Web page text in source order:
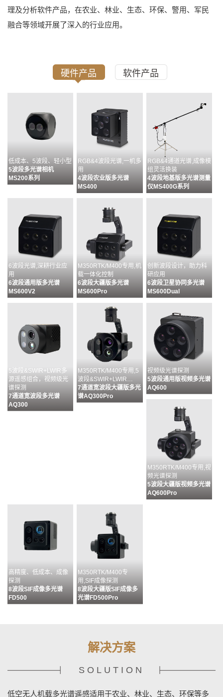
理及分析软件产品，在农业、林业、生态、环保、警用、军民
融合等领域开展了深入的行业应用。
硬件产品 软件产品
低成本、5波段、轻小型
5波段多光谱相机
MS200系列
RGB&4波段光谱,一机多
用
4波段农业版多光谱
MS400
RGB&4通道光谱,成像模
组灵活换装
4波段地基版多光谱测量
仪MS400G系列
6波段光谱,深耕行业应
用
6波段通用版多光谱
MS600V2
M350RTK/M400专用,机
载一体化控制
6波段大疆版多光谱
MS600Pro
创新波段设计，助力科
研应用
6波段卫星协同多光谱
MS600Dual
5波段&SWIR+LWIR多
源遥感组合，视频级光
谱探测
7通道宽波段多光谱
AQ300
M350RTK/M400专用,5
波段&SWIR+LWIR…
7通道宽波段大疆版多光
谱AQ300Pro
视频级光谱探测
5波段通用版视频多光谱
AQ600
M350RTK/M400专用,视
频光谱探测
5波段大疆版视频多光谱
AQ600Pro
高精度、低成本、成像
探测
8波段SIF成像多光谱
FD500
M350RTK/M400专
用,SIF成像探测
8波段大疆版SIF成像多
光谱FD500Pro
解决方案
SOLUTION
低空无人机载多光谱遥感适用于农业、林业、生态、环保等多